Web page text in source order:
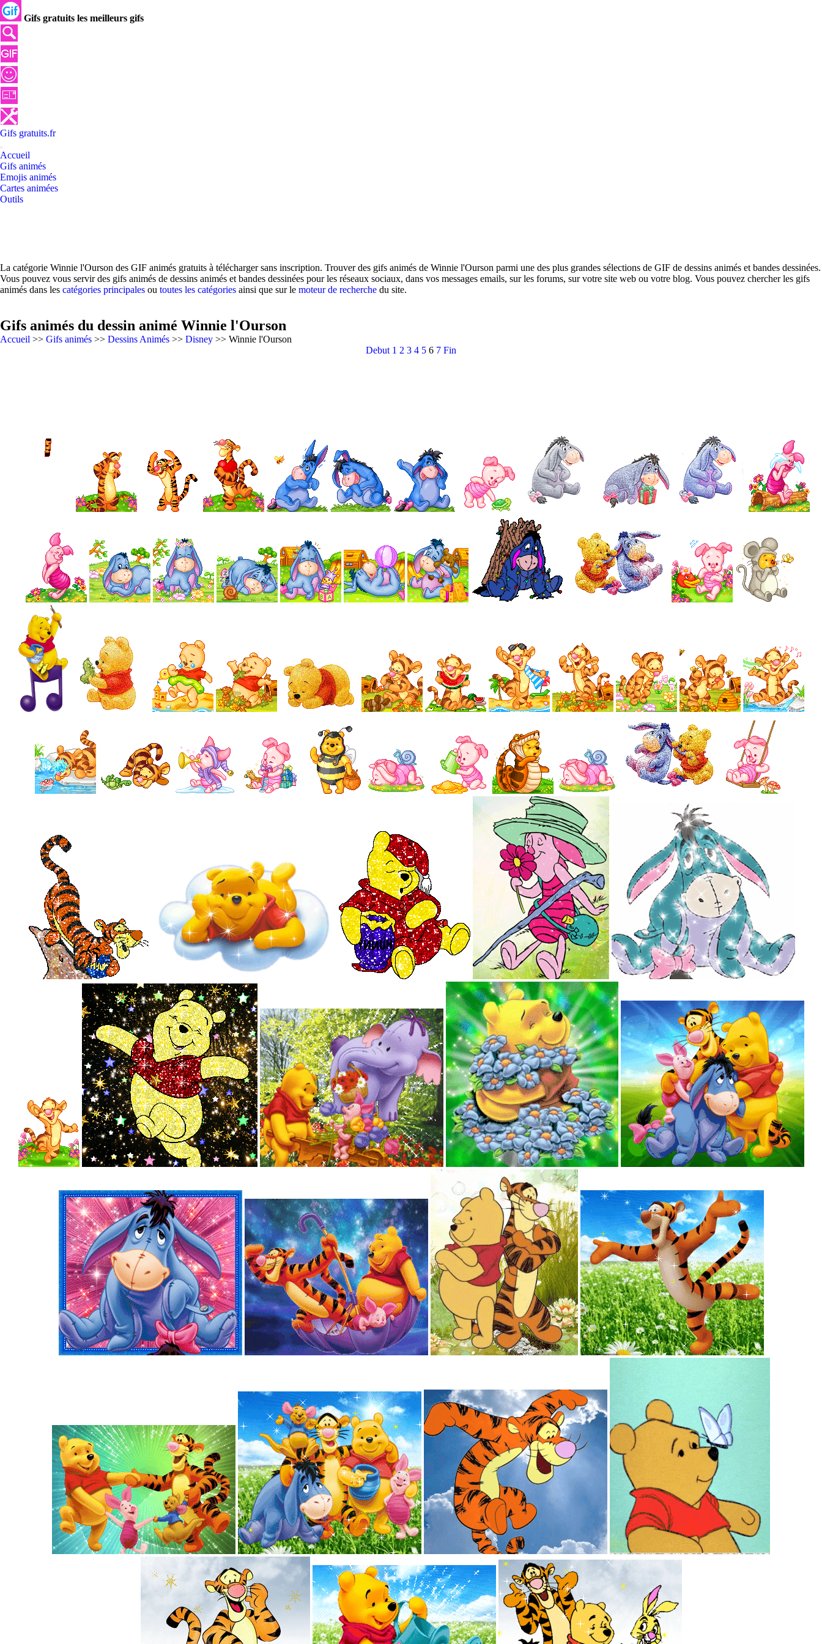
Gifs gratuits les meilleurs gifs
Gifs gratuits.fr
Accueil
Gifs animés
Emojis animés
Cartes animées
Outils
La catégorie Winnie l'Ourson des GIF animés gratuits à télécharger sans inscription. Trouver des gifs animés de Winnie l'Ourson parmi une des plus grandes sélections de GIF de dessins animés et bandes dessinées.
Vous pouvez vous servir des gifs animés de dessins animés et bandes dessinées pour les réseaux sociaux, dans vos messages emails, sur les forums, sur votre site web ou votre blog. Vous pouvez chercher les gifs
animés dans les catégories principales ou toutes les catégories ainsi que sur le moteur de recherche du site.
Gifs animés du dessin animé Winnie l'Ourson
Accueil >> Gifs animés >> Dessins Animés >> Disney >> Winnie l'Ourson
Debut 1 2 3 4 5 6 7 Fin